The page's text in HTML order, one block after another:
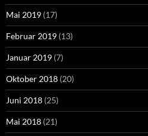
Mai 2019 (17)
Februar 2019 (13)
Januar 2019 (7)
Oktober 2018 (20)
Juni 2018 (25)
Mai 2018 (21)